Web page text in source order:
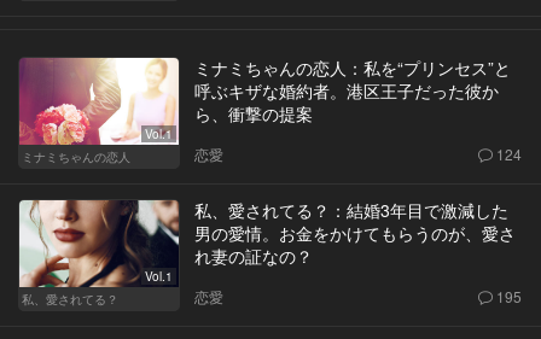
Vol.1
ミナミちゃんの恋人
ミナミちゃんの恋人：私を“プリンセス”と
呼ぶキザな婚約者。港区王子だった彼か
ら、衝撃の提案
恋愛 124
Vol.1
私、愛されてる？
私、愛されてる？：結婚3年目で激減した
男の愛情。お金をかけてもらうのが、愛さ
れ妻の証なの？
恋愛 195